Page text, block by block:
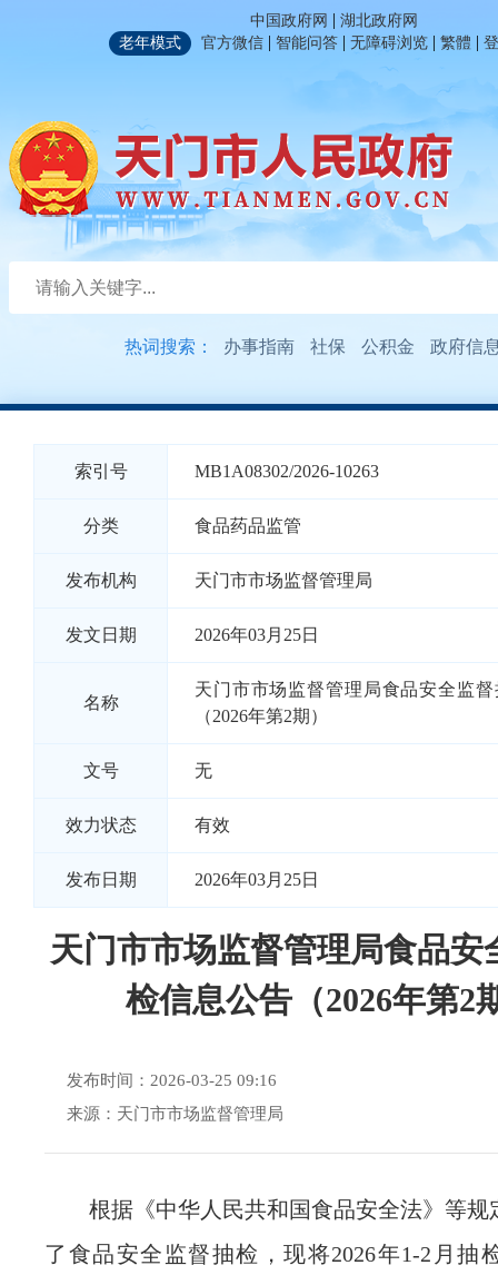
中国政府网 | 湖北政府网
老年模式
官方微信 | 智能问答 | 无障碍浏览 | 繁體 |
热词搜索： 办事指南 社保 公积金 政府信
索引号 MB1A08302/2026-10263
分类 食品药品监管
发布机构 天门市市场监督管理局
发文日期 2026年03月25日
名称
天门市市场监督管理局食品安全监
（2026年第2期）
文号 无
效力状态 有效
发布日期 2026年03月25日
天门市市场监督管理局食品安
检信息公告（2026年第2
发布时间：2026-03-25 09:16
来源：天门市市场监督管理局
根据《中华人民共和国食品安全法》等规
了食品安全监督抽检，现将2026年1-2月抽